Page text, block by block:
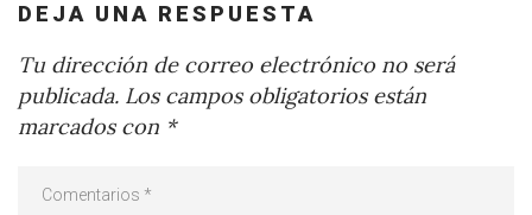
DEJA UNA RESPUESTA
Tu dirección de correo electrónico no será
publicada. Los campos obligatorios están
marcados con *